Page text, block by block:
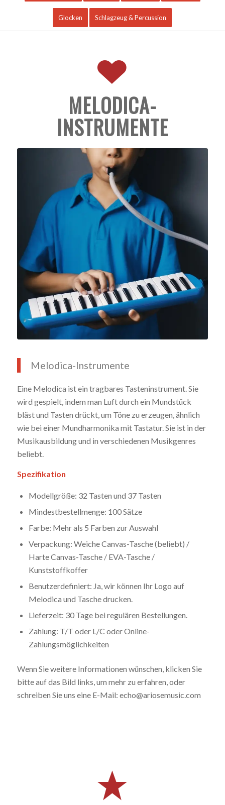
Glocken Schlagzeug & Percussion
MELODICA-
INSTRUMENTE
Melodica-Instrumente
Eine Melodica ist ein tragbares Tasteninstrument. Sie
wird gespielt, indem man Luft durch ein Mundstück
bläst und Tasten drückt, um Töne zu erzeugen, ähnlich
wie bei einer Mundharmonika mit Tastatur. Sie ist in der
Musikausbildung und in verschiedenen Musikgenres
beliebt.
Spezifikation
Modellgröße: 32 Tasten und 37 Tasten
Mindestbestellmenge: 100 Sätze
Farbe: Mehr als 5 Farben zur Auswahl
Verpackung: Weiche Canvas-Tasche (beliebt) /
Harte Canvas-Tasche / EVA-Tasche /
Kunststoffkoffer
Benutzerdefiniert: Ja, wir können Ihr Logo auf
Melodica und Tasche drucken.
Lieferzeit: 30 Tage bei regulären Bestellungen.
Zahlung: T/T oder L/C oder Online-
Zahlungsmöglichkeiten
Wenn Sie weitere Informationen wünschen, klicken Sie
bitte auf das Bild links, um mehr zu erfahren, oder
schreiben Sie uns eine E-Mail: echo@ariosemusic.com